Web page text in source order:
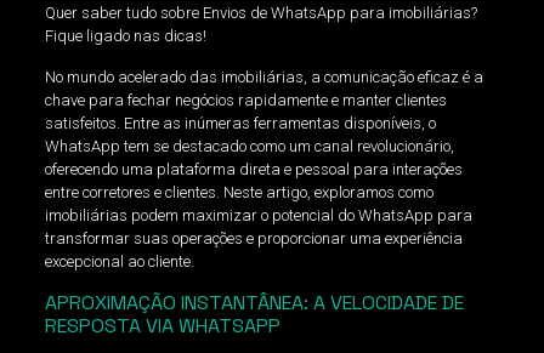
Quer saber tudo sobre Envios de WhatsApp para imobiliárias?
Fique ligado nas dicas!
No mundo acelerado das imobiliárias, a comunicação eficaz é a
chave para fechar negócios rapidamente e manter clientes
satisfeitos. Entre as inúmeras ferramentas disponíveis, o
WhatsApp tem se destacado como um canal revolucionário,
oferecendo uma plataforma direta e pessoal para interações
entre corretores e clientes. Neste artigo, exploramos como
imobiliárias podem maximizar o potencial do WhatsApp para
transformar suas operações e proporcionar uma experiência
excepcional ao cliente.
APROXIMAÇÃO INSTANTÂNEA: A VELOCIDADE DE
RESPOSTA VIA WHATSAPP